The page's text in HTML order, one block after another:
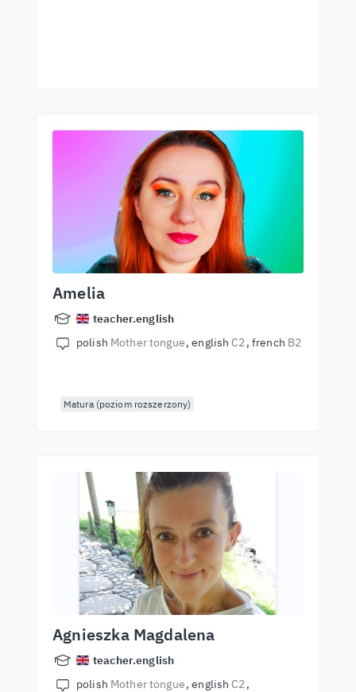
Amelia
teacher.english
polish Mother tongue english C2 french B2
Matura (poziom rozszerzony)
Agnieszka Magdalena
teacher.english
polish Mother tongue english C2